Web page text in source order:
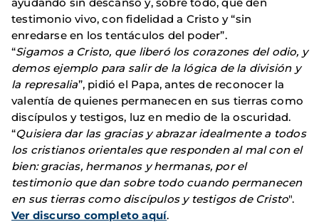
testimonio vivo, con fidelidad a Cristo y “sin
enredarse en los tentáculos del poder”.
“Sigamos a Cristo, que liberó los corazones del odio, y
demos ejemplo para salir de la lógica de la división y
la represalia”, pidió el Papa, antes de reconocer la
valentía de quienes permanecen en sus tierras como
discípulos y testigos, luz en medio de la oscuridad.
“Quisiera dar las gracias y abrazar idealmente a todos
los cristianos orientales que responden al mal con el
bien: gracias, hermanos y hermanas, por el
testimonio que dan sobre todo cuando permanecen
en sus tierras como discípulos y testigos de Cristo".
Ver discurso completo aquí.